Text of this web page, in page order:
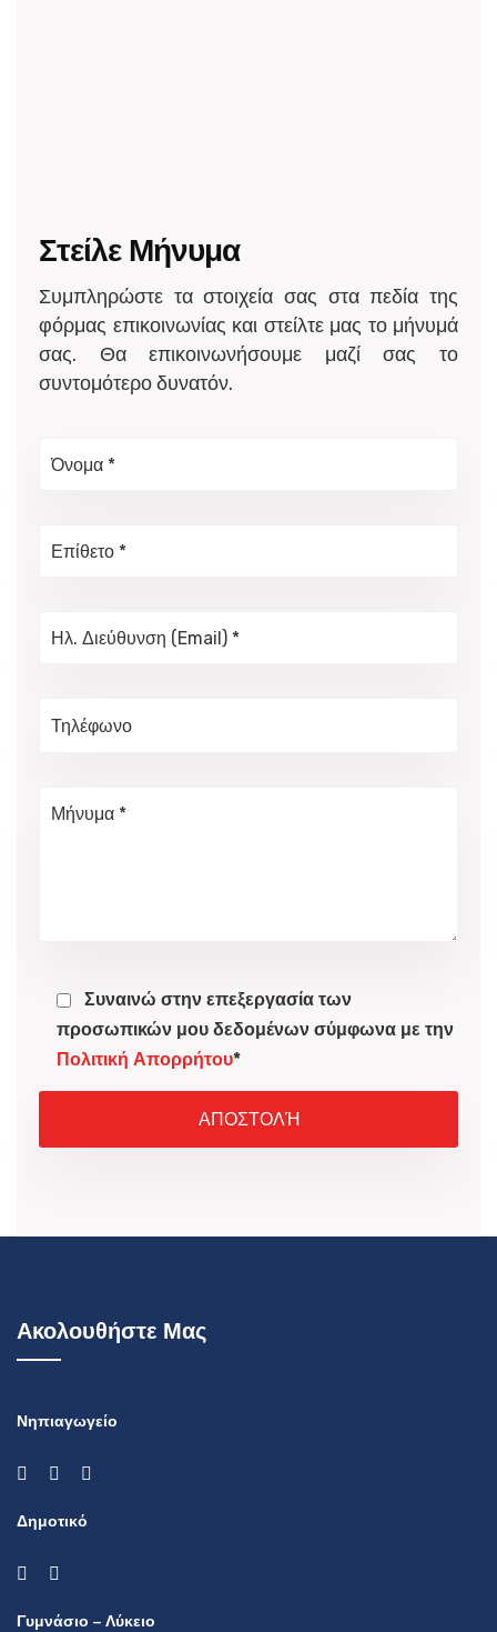
Στείλε Μήνυμα
Συμπληρώστε τα στοιχεία σας στα πεδία της
φόρμας επικοινωνίας και στείλτε μας το μήνυμά
σας. Θα επικοινωνήσουμε μαζί σας το
συντομότερο δυνατόν.
Συναινώ στην επεξεργασία των
προσωπικών μου δεδομένων σύμφωνα με την
Πολιτική Απορρήτου*
Ακολουθήστε Μας
Νηπιαγωγείο
Δημοτικό
Γυμνάσιο – Λύκειο